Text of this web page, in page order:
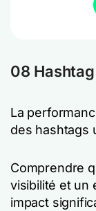
08
La
des hashtags
Comprendre
visibilité et un
impact